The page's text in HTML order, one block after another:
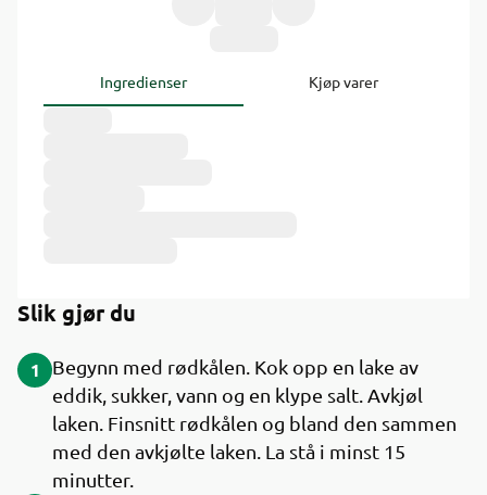
Ingredienser Kjøp varer
Slik gjør du
1
Begynn med rødkålen. Kok opp en lake av
eddik, sukker, vann og en klype salt. Avkjøl
laken. Finsnitt rødkålen og bland den sammen
med den avkjølte laken. La stå i minst 15
minutter.